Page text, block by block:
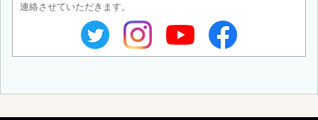
連絡させていただきます。